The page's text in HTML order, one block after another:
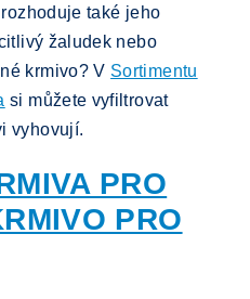
také jeho
žaludek nebo
krmivo? V Sortimentu
si můžete vyfiltrovat
vyhovují.
PRO
PRO